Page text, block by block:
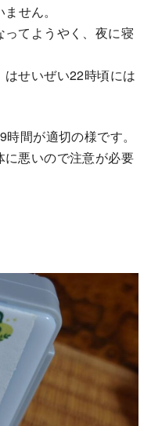
せん。
てようやく、夜に寝
せいぜい22時頃には
間が適切の様です。
に悪いので注意が必要